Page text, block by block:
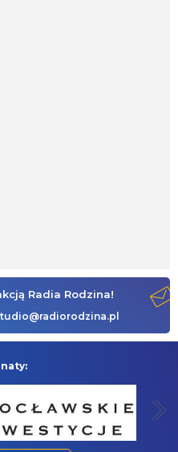
Radia Rodzina!